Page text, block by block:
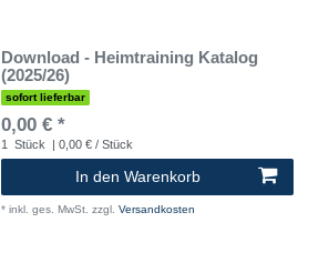
Download - Heimtraining Katalog
(2025/26)
sofort lieferbar
0,00 € *
1 Stück | 0,00 € / Stück
In den Warenkorb
* inkl. ges. MwSt. zzgl. Versandkosten